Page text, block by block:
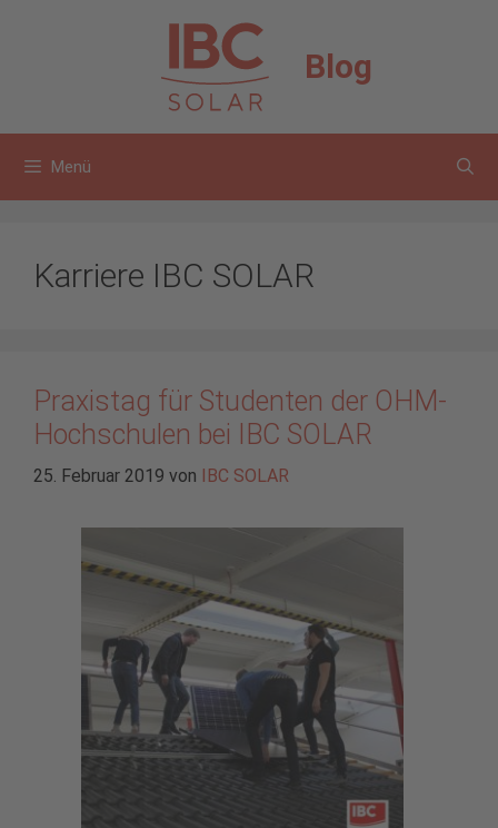
Blog
Menü
Karriere IBC SOLAR
Praxistag für Studenten der OHM-
Hochschulen bei IBC SOLAR
25. Februar 2019 von IBC SOLAR